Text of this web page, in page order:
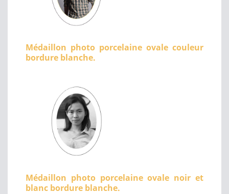
Médaillon photo porcelaine ovale couleur
bordure blanche.
Médaillon photo porcelaine ovale noir et
blanc bordure blanche.